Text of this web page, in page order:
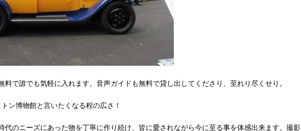
料で誰でも気軽に入れます。音声ガイドも無料で貸し出してくださり、至れり尽くせり。
ン博物館と言いたくなる程の広さ！
代のニーズにあった物を丁寧に作り続け、皆に愛されながら今に至る事を体感出来ます。撮影